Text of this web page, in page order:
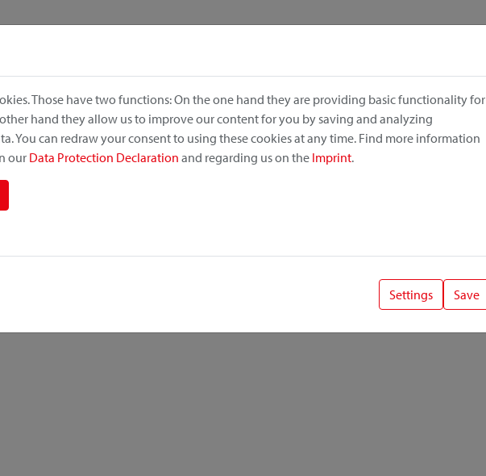
Those have two functions: On the one hand they are providing basic functionality for
hand they allow us to improve our content for you by saving and analyzing
You can redraw your consent to using these cookies at any time. Find more information
our Data Protection Declaration and regarding us on the Imprint.
Settings Save